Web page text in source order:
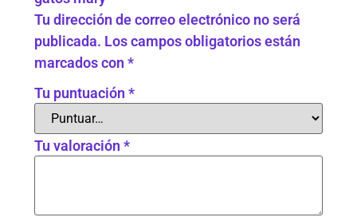
Tu dirección de correo electrónico no será
publicada. Los campos obligatorios están
marcados con*
Tu puntuación*
Tu valoración*